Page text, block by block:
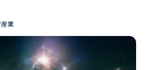
業
れくらい？職種と等級で大きく変
わる！